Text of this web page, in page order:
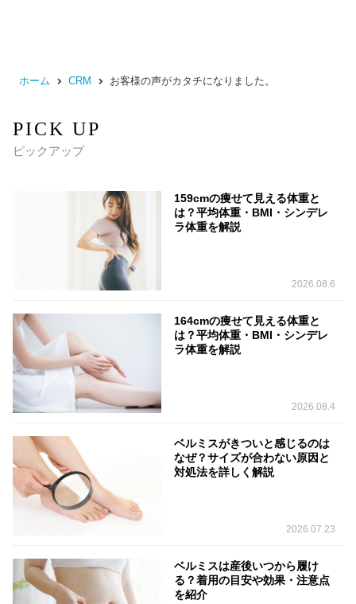
ホーム CRM お客様の声がカタチになりました。
PICK UP
ピックアップ
159cmの痩せて見える体重と
は？平均体重・BMI・シンデレ
ラ体重を解説
2026.08.6
164cmの痩せて見える体重と
は？平均体重・BMI・シンデレ
ラ体重を解説
2026.08.4
ベルミスがきついと感じるのは
なぜ？サイズが合わない原因と
対処法を詳しく解説
2026.07.23
ベルミスは産後いつから履け
る？着用の目安や効果・注意点
を紹介